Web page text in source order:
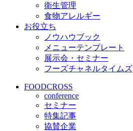
衛生管理
食物アレルギー
お役立ち
ノウハウブック
メニューテンプレート
展示会・セミナー
フーズチャネルタイムズ
FOODCROSS
conference
セミナー
特集記事
協賛企業